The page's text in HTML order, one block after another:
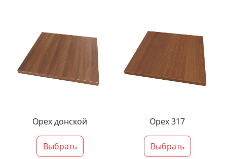
Орех донской
Выбрать
Орех 317
Выбрать